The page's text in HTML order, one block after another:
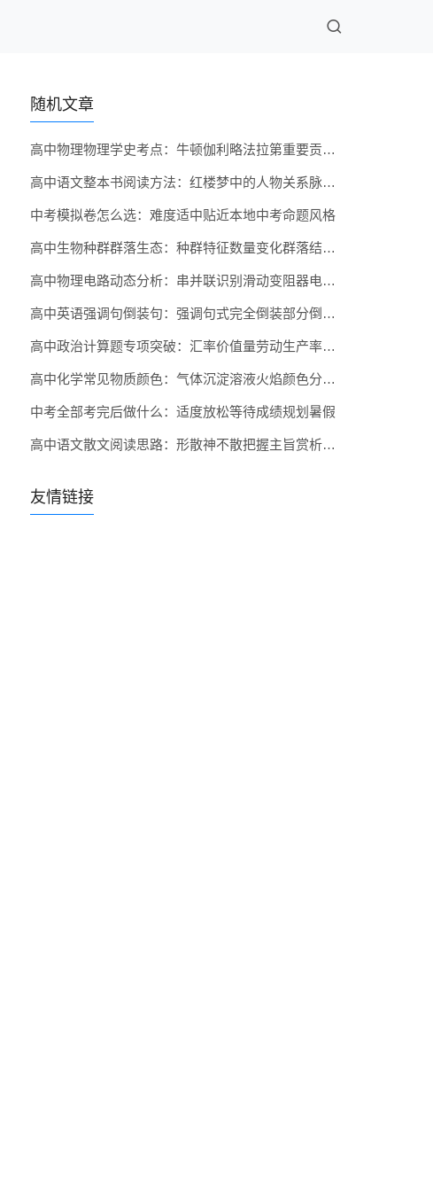
随机文章
高中物理物理学史考点：牛顿伽利略法拉第重要贡献记牢
高中语文整本书阅读方法：红楼梦中的人物关系脉络梳理技巧
中考模拟卷怎么选：难度适中贴近本地中考命题风格
高中生物种群群落生态：种群特征数量变化群落结构演替
高中物理电路动态分析：串并联识别滑动变阻器电压电流变化
高中英语强调句倒装句：强调句式完全倒装部分倒装全辨析
高中政治计算题专项突破：汇率价值量劳动生产率公式练习
高中化学常见物质颜色：气体沉淀溶液火焰颜色分类记忆
中考全部考完后做什么：适度放松等待成绩规划暑假
高中语文散文阅读思路：形散神不散把握主旨赏析语言抓情感
友情链接